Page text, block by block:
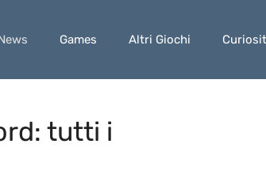
Games Altri Giochi
tutti i